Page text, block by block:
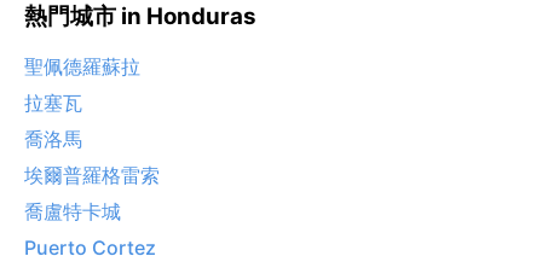
熱門城市 in Honduras
聖佩德羅蘇拉
拉塞瓦
喬洛馬
埃爾普羅格雷索
喬盧特卡城
Puerto Cortez